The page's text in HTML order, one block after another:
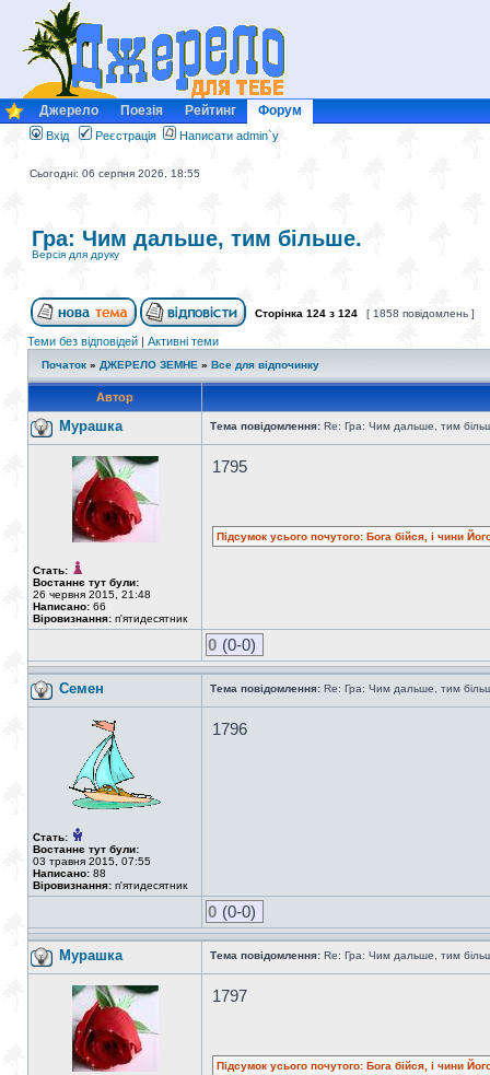
Джерело Поезія Рейтинг Форум
Вхід Реєстрація Написати admin`у
Сьогодні: 06 серпня 2026, 18:55
Гра: Чим дальше, тим більше.
Версія для друку
Сторінка 124 з 124 [ 1858 повідомлень ]
Теми без відповідей | Активні теми
Початок » ДЖЕРЕЛО ЗЕМНЕ » Все для відпочинку
Автор
Мурашка Тема повідомлення: Re: Гра: Чим дальше, тим
Стать:
Востаннє тут були:
26 червня 2015, 21:48
Написано: 66
Віровизнання: п'ятидесятник
1795
Підсумок усього почутого: Бога бійся, і чини
0 (0-0)
Семен Тема повідомлення: Re: Гра: Чим дальше, тим
Стать:
Востаннє тут були:
03 травня 2015, 07:55
Написано: 88
Віровизнання: п'ятидесятник
1796
0 (0-0)
Мурашка Тема повідомлення: Re: Гра: Чим дальше, тим
1797
Підсумок усього почутого: Бога бійся, і чини